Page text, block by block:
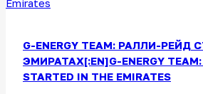
G-ENERGY TEAM: РАЛЛИ-РЕЙД
ЭМИРАТАХ[:EN]G-ENERGY TEAM:
STARTED IN THE EMIRATES